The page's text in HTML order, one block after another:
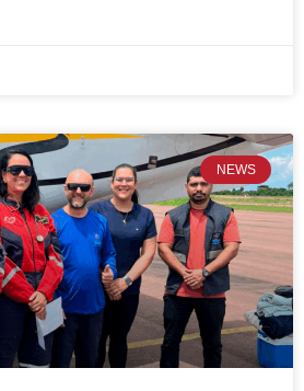
NEWS